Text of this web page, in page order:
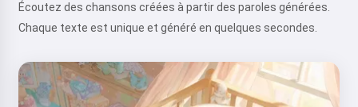
Écoutez des chansons créées à partir des paroles générées.
Chaque texte est unique et généré en quelques secondes.